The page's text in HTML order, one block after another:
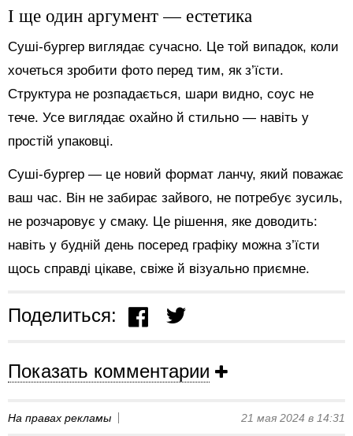
І ще один аргумент — естетика
Суші-бургер виглядає сучасно. Це той випадок, коли
хочеться зробити фото перед тим, як з’їсти.
Структура не розпадається, шари видно, соус не
тече. Усе виглядає охайно й стильно — навіть у
простій упаковці.
Суші-бургер — це новий формат ланчу, який поважає
ваш час. Він не забирає зайвого, не потребує зусиль,
не розчаровує у смаку. Це рішення, яке доводить:
навіть у будній день посеред графіку можна з’їсти
щось справді цікаве, свіже й візуально приємне.
Поделиться:
Показать комментарии
На правах рекламы 21 мая 2024 в 14:31